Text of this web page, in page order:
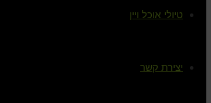
טיולי אוכל ויין
יצירת קשר